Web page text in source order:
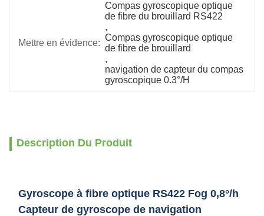
Mettre en évidence:
Compas gyroscopique optique
de fibre du brouillard RS422
,
Compas gyroscopique optique
de fibre de brouillard
,
navigation de capteur du compas
gyroscopique 0.3°/H
Description Du Produit
Gyroscope à fibre optique RS422 Fog 0,8°/h
Capteur de gyroscope de navigation